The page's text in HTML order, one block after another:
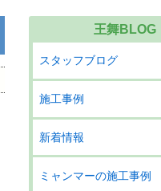
王舞BLOG
スタッフブログ
施工事例
新着情報
ミャンマーの施工事例